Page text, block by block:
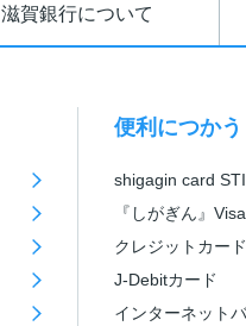
滋賀銀行について
便利につかう
shigagin card
『しがぎん』
クレジットカード
J-Debitカード
インターネット